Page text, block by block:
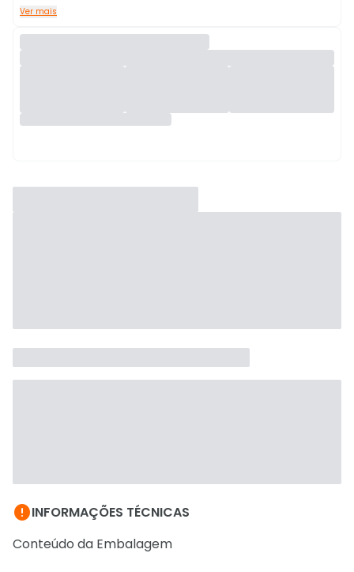
Ver mais
INFORMAÇÕES TÉCNICAS
Conteúdo da Embalagem